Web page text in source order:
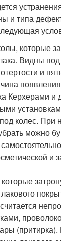
и типа
которые
Видны
и
Керхерами и
под колес.
можно
и